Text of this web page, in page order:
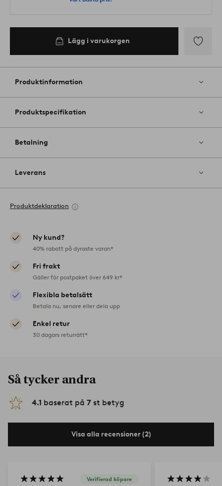
Lägg i varukorgen
till
favoriter
Produktinformation
Produktspecifikation
Betalning
Leverans
Produktdeklaration
Ny kund?
40% rabatt på dyraste varan*
Fri frakt
Gäller för postpaket över 649 kr*
Flexibla betalsätt
Betala nu, senare eller dela upp
Enkel retur
30 dagars returrätt*
Så tycker andra
4.1 baserat på 7 st betyg
Visa alla recensioner (2)
Verifierad köpare